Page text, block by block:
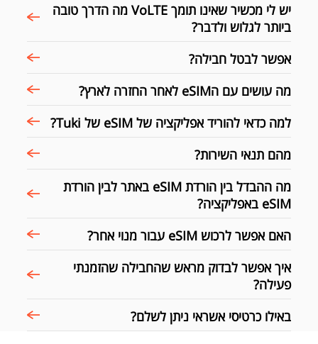
יש לי מכשיר שאינו תומך VoLTE מה הדרך טובה
ביותר לגלוש ולדבר?
אפשר לבטל חבילה?
מה עושים עם הeSIM לאחר החזרה לארץ?
למה כדאי להוריד אפליקציה של eSIM של Tuki?
מהם תנאי השירות?
מה ההבדל בין הורדת eSIM באתר לבין הורדת
eSIM באפליקציה?
האם אפשר לרכוש eSIM עבור מנוי אחר?
איך אפשר לבדוק מראש שהחבילה שהזמנתי
פעילה?
באילו כרטיסי אשראי ניתן לשלם?